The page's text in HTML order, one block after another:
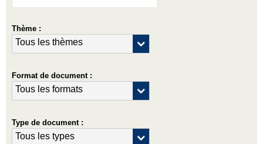
Thème :
Format de document :
Type de document :